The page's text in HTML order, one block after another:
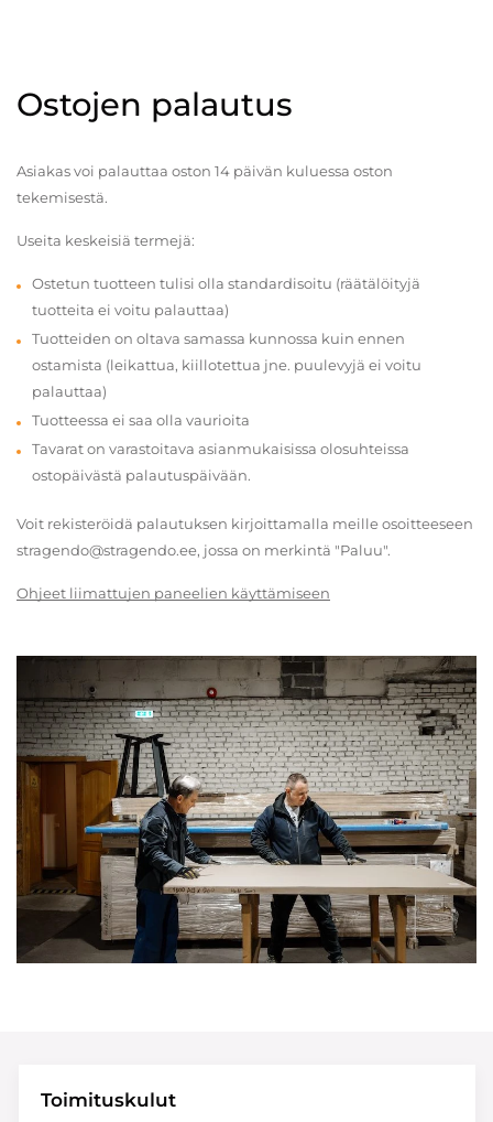
Ostojen palautus
Asiakas voi palauttaa oston 14 päivän kuluessa oston
tekemisestä.
Useita keskeisiä termejä:
Ostetun tuotteen tulisi olla standardisoitu (räätälöityjä
tuotteita ei voitu palauttaa)
Tuotteiden on oltava samassa kunnossa kuin ennen
ostamista (leikattua, kiillotettua jne. puulevyjä ei voitu
palauttaa)
Tuotteessa ei saa olla vaurioita
Tavarat on varastoitava asianmukaisissa olosuhteissa
ostopäivästä palautuspäivään.
Voit rekisteröidä palautuksen kirjoittamalla meille osoitteeseen
stragendo@stragendo.ee, jossa on merkintä "Paluu".
Ohjeet liimattujen paneelien käyttämiseen
Toimituskulut